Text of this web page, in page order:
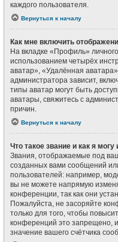
каждого пользователя.
Вернуться к началу
Как мне включить
На вкладке «Профиль»
использованием четырёх
аватар», «Удалённая
администратора зависит,
типы аватар могут быть
аватары, свяжитесь с
причин.
Вернуться к началу
Что такое звание и как я могу
Звания, отображаемые под
созданных вами сообщений
пользователей: например,
вы не можете напрямую
конференции, так как они
Пожалуйста, не засоряйте
только для того, чтобы
конференций это запрещено,
значение вашего счётчика